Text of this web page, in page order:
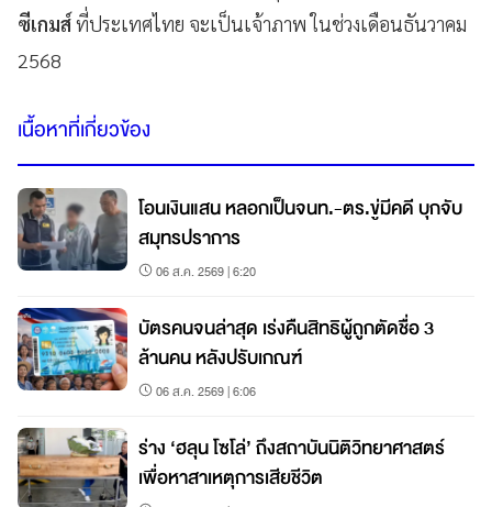
ซีเกมส์ที่ประเทศไทย จะเป็นเจ้าภาพ ในช่วงเดือนธันวาคม
2568
เนื้อหาที่เกี่ยวข้อง
โอนเงินแสน หลอกเป็นจนท.-ตร.ขู่มีคดี บุกจับ
สมุทรปราการ
06 ส.ค. 2569 | 6:20
บัตรคนจนล่าสุด เร่งคืนสิทธิผู้ถูกตัดชื่อ 3
ล้านคน หลังปรับเกณฑ์
06 ส.ค. 2569 | 6:06
ร่าง ‘ฮลุน โซโล่’ ถึงสถาบันนิติวิทยาศาสตร์
เพื่อหาสาเหตุการเสียชีวิต